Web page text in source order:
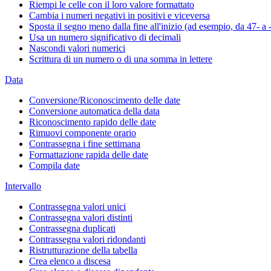
Riempi le celle con il loro valore formattato
Cambia i numeri negativi in positivi e viceversa
Sposta il segno meno dalla fine all'inizio (ad esempio, da 47- a
Usa un numero significativo di decimali
Nascondi valori numerici
Scrittura di un numero o di una somma in lettere
Data
Conversione/Riconoscimento delle date
Conversione automatica della data
Riconoscimento rapido delle date
Rimuovi componente orario
Contrassegna i fine settimana
Formattazione rapida delle date
Compila date
Intervallo
Contrassegna valori unici
Contrassegna valori distinti
Contrassegna duplicati
Contrassegna valori ridondanti
Ristrutturazione della tabella
Crea elenco a discesa